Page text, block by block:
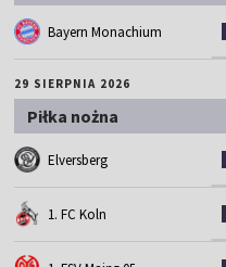
Bayern Monachium
29 SIERPNIA 2026
Piłka nożna
Elversberg
1. FC Koln